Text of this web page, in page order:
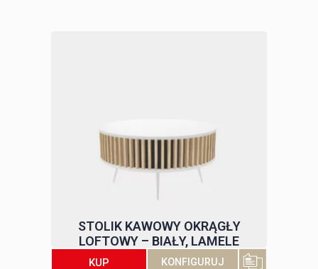
STOLIK KAWOWY OKRĄGŁY
LOFTOWY – BIAŁY, LAMELE
KUP KONFIGURUJ